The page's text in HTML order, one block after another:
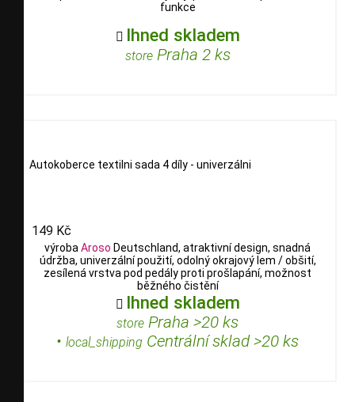
funkce
 Ihned skladem
storePraha 2 ks
Autokoberce textilni sada 4 díly - univerzálni
149 Kč
výroba Aroso Deutschland, atraktivní design, snadná
údržba, univerzální použití, odolný okrajový lem / obšití,
zesílená vrstva pod pedály proti prošlapání, možnost
běžného čistění
 Ihned skladem
store Praha >20 ks
• local_shipping Centrální sklad >20 ks